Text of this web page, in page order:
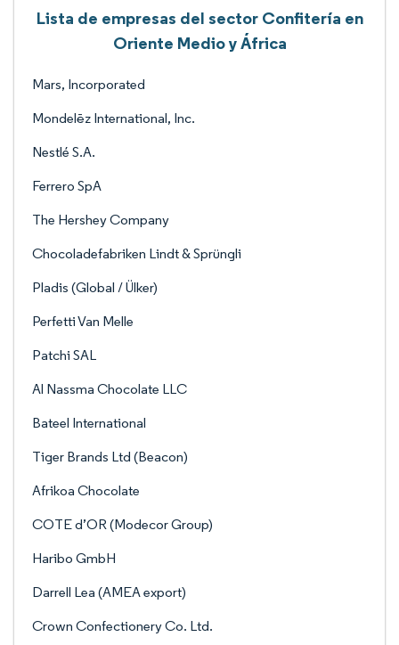
Lista de empresas del sector Confitería en
Oriente Medio y África
Mars, Incorporated
Mondelēz International, Inc.
Nestlé S.A.
Ferrero SpA
The Hershey Company
Chocoladefabriken Lindt & Sprüngli
Pladis (Global / Ülker)
Perfetti Van Melle
Patchi SAL
Al Nassma Chocolate LLC
Bateel International
Tiger Brands Ltd (Beacon)
Afrikoa Chocolate
COTE d’OR (Modecor Group)
Haribo GmbH
Darrell Lea (AMEA export)
Crown Confectionery Co. Ltd.